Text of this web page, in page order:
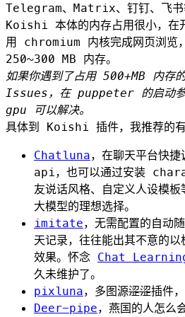
Telegram、Matrix、钉钉、飞书
Koishi 本体的内存占用很小，
用 chromium 内核完成网页浏览
250~300 MB 内存。
如果你遇到了占用 500+MB 内存
Issues，在 puppeter 的启动参
gpu 可以解决。
具体到 Koishi 插件，我推荐的有
Chatluna，在聊天平台快
api，也可以通过安装
友说话风格、自定义人设
大模型的理想选择。
imitate，无需配置的自动
天记录，往往能出其不意的
效果。怀念 Chat
久未维护了。
pixluna，多图源涩涩插件
Deer-pipe，燕国的人怎么